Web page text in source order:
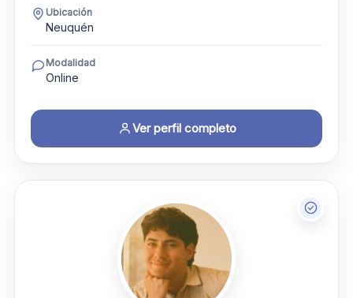
Ubicación
Neuquén
Modalidad
Online
Ver perfil completo